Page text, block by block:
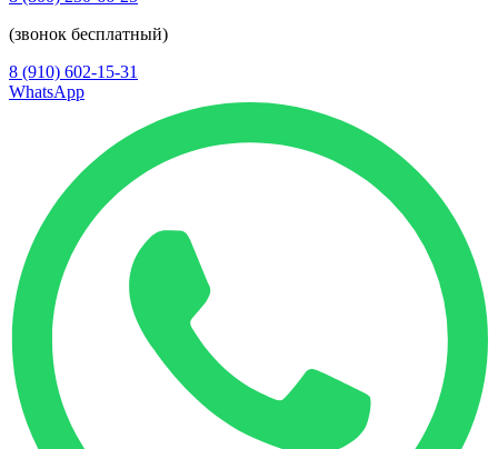
(звонок бесплатный)
8 (910) 602-15-31
WhatsApp